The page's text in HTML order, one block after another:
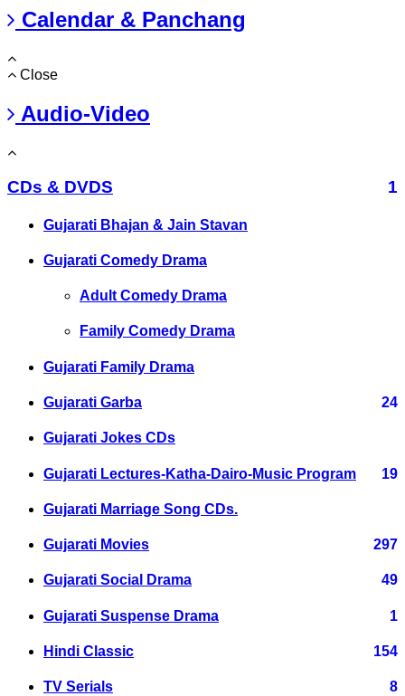
Calendar & Panchang
Close
Audio-Video
CDs & DVDS 1
Gujarati Bhajan & Jain Stavan
Gujarati Comedy Drama
Adult Comedy Drama
Family Comedy Drama
Gujarati Family Drama
Gujarati Garba 24
Gujarati Jokes CDs
Gujarati Lectures-Katha-Dairo-Music Program 19
Gujarati Marriage Song CDs.
Gujarati Movies 297
Gujarati Social Drama 49
Gujarati Suspense Drama 1
Hindi Classic 154
TV Serials 8